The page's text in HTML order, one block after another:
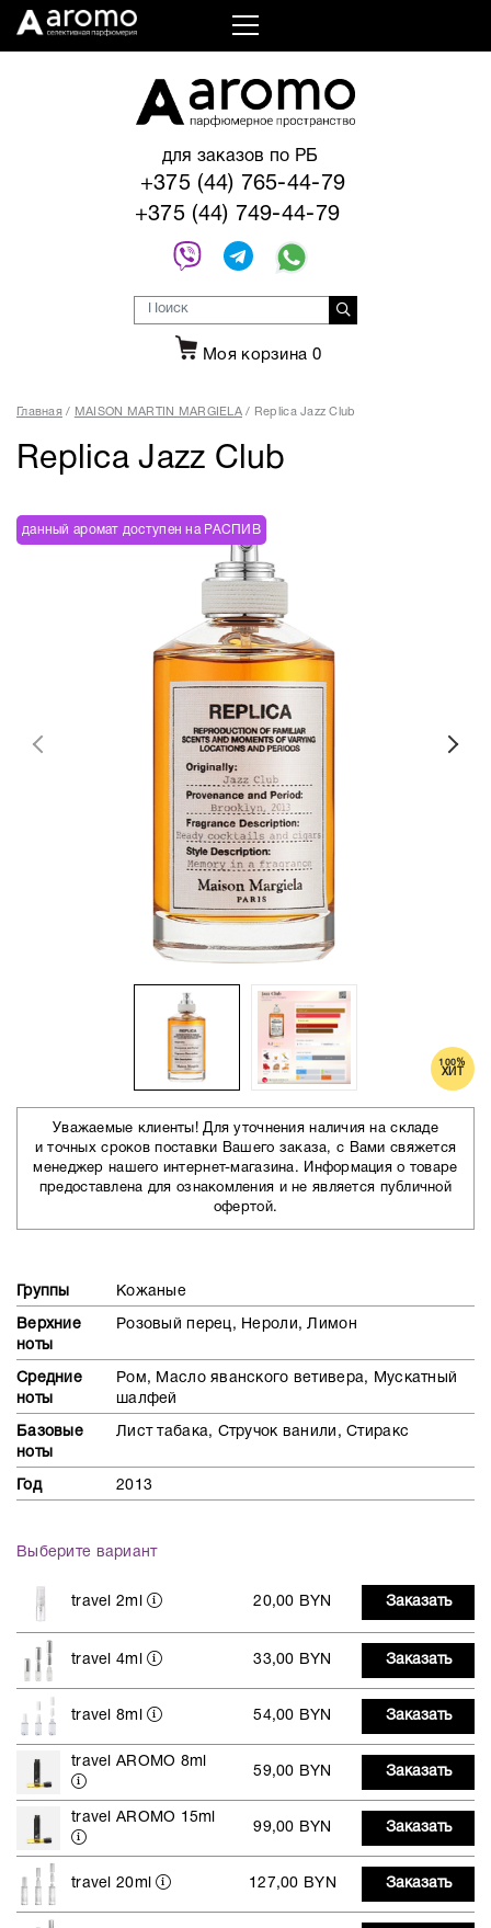
для заказов по РБ
+375 (44) 765-44-79
+375 (44) 749-44-79
Моя корзина 0
Главная MAISON MARTIN MARGIELA Replica Jazz Club
Replica Jazz Club
данный аромат доступен на РАСПИВ
100%
ХИТ
Уважаемые клиенты! Для уточнения наличия на складе
и точных сроков поставки Вашего заказа, с Вами свяжется
менеджер нашего интернет-магазина. Информация о товаре
предоставлена для ознакомления и не является публичной
офертой.
Группы Кожаные
Верхние
ноты
Розовый перец, Нероли, Лимон
Средние
ноты
Ром, Масло яванского ветивера, Мускатный
шалфей
Базовые
ноты
Лист табака, Стручок ванили, Стиракс
Год 2013
Выберите вариант
travel 2ml 20,00 BYN Заказать
travel 4ml 33,00 BYN Заказать
travel 8ml 54,00 BYN Заказать
travel AROMO 8ml
59,00 BYN Заказать
travel AROMO 15ml
99,00 BYN Заказать
travel 20ml 127,00 BYN Заказать